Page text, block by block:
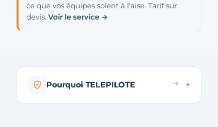
ce que vos équipes soient à l'aise. Tarif sur
devis. Voir le service →
Pourquoi TELEPILOTE